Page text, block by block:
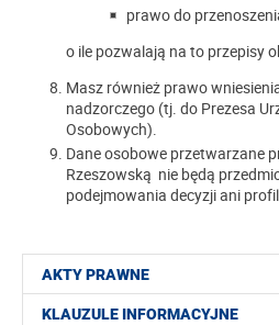
AKTY PRAWNE
KLAUZULE INFORMACYJNE
prawo do
o ile pozwalają na to przepisy
Masz również prawo
nadzorczego (tj. do Prezesa
Osobowych).
Dane osobowe przetwarzane
Rzeszowską nie będą
podejmowania decyzji ani